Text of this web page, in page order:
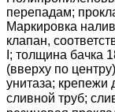
перепадам;
Маркировка
клапан,
I; толщина бачка
(вверху по
унитаза;
сливной труб;